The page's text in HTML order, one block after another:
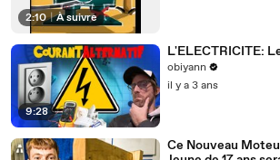
2:10 | À suivre
9:28
L'ELECTRICITE:
obiyann
il y a 3 ans
Ce Nouveau